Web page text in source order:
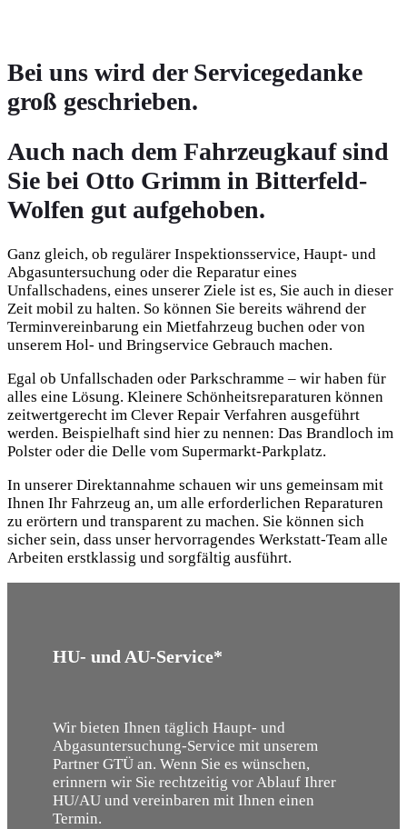
Bei uns wird der Servicegedanke
groß geschrieben.
Auch nach dem Fahrzeugkauf sind
Sie bei Otto Grimm in Bitterfeld-
Wolfen gut aufgehoben.
Ganz gleich, ob regulärer Inspektionsservice, Haupt- und
Abgasuntersuchung oder die Reparatur eines
Unfallschadens, eines unserer Ziele ist es, Sie auch in dieser
Zeit mobil zu halten. So können Sie bereits während der
Terminvereinbarung ein Mietfahrzeug buchen oder von
unserem Hol- und Bringservice Gebrauch machen.
Egal ob Unfallschaden oder Parkschramme – wir haben für
alles eine Lösung. Kleinere Schönheitsreparaturen können
zeitwertgerecht im Clever Repair Verfahren ausgeführt
werden. Beispielhaft sind hier zu nennen: Das Brandloch im
Polster oder die Delle vom Supermarkt-Parkplatz.
In unserer Direktannahme schauen wir uns gemeinsam mit
Ihnen Ihr Fahrzeug an, um alle erforderlichen Reparaturen
zu erörtern und transparent zu machen. Sie können sich
sicher sein, dass unser hervorragendes Werkstatt-Team alle
Arbeiten erstklassig und sorgfältig ausführt.
HU- und AU-Service*
Wir bieten Ihnen täglich Haupt- und
Abgasuntersuchung-Service mit unserem
Partner GTÜ an. Wenn Sie es wünschen,
erinnern wir Sie rechtzeitig vor Ablauf Ihrer
HU/AU und vereinbaren mit Ihnen einen
Termin.